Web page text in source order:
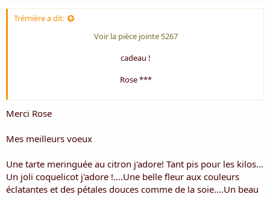
Trémière a dit:
Voir la pièce jointe 5267
cadeau !
Rose ***
Merci Rose
Mes meilleurs voeux
Une tarte meringuée au citron j'adore! Tant pis pour les kilos...
Un joli coquelicot j'adore !....Une belle fleur aux couleurs
éclatantes et des pétales douces comme de la soie....Un beau